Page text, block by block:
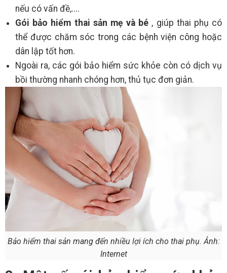
nếu có vấn đề,....
Gói bảo hiểm thai sản mẹ và bé , giúp thai phụ có
thể được chăm sóc trong các bệnh viện công hoặc
dân lập tốt hơn.
Ngoài ra, các gói bảo hiểm sức khỏe còn có dịch vụ
bồi thường nhanh chóng hơn, thủ tục đơn giản.
Bảo hiểm thai sản mang đến nhiều lợi ích cho thai phụ. Ảnh:
Internet